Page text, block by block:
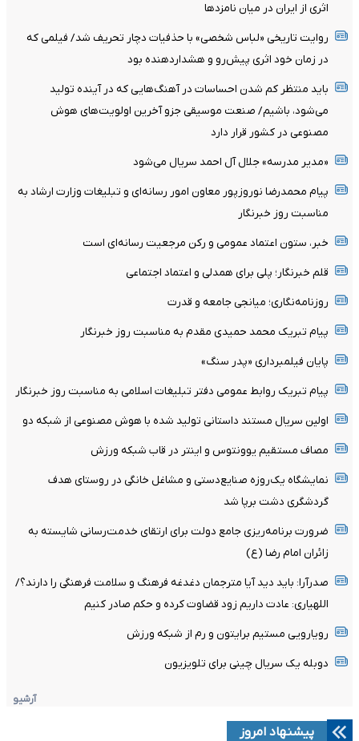
اثری از ایران در میان نامزدها
روایت تاریخی «لباس شخصی» با حذفیات دچار تحریف شد/ فیلمی که
در زمان خود اثری پیش‌رو و هشداردهنده بود
باید منتظر کم شدن احساسات در آهنگ‌هایی که در آینده تولید
می‌شود، باشیم/ صنعت موسیقی جزو آخرین اولویت‌های هوش
مصنوعی در کشور قرار دارد
«مدیر مدرسه» جلال آل احمد سریال می‌شود
پیام محمدرضا نوروزپور معاون امور رسانه‌ای و تبلیغات وزارت ارشاد به
مناسبت روز خبرنگار
خبر، ستون اعتماد عمومی و رکن مرجعیت رسانه‌ای است
قلم خبرنگار؛ پلی برای همدلی و اعتماد اجتماعی
روزنامه‌نگاری؛ میانجی جامعه و قدرت
پیام تبریک محمد حمیدی مقدم به مناسبت روز خبرنگار
پایان فیلمبرداری «پدر سنگ»
پیام تبریک روابط عمومی دفتر تبلیغات اسلامی به مناسبت روز خبرنگار
اولین سریال مستند داستانی تولید شده با هوش مصنوعی از شبکه دو
مصاف مستقیم یوونتوس و اینتر در قاب شبکه ورزش
نمایشگاه یک‌روزه صنایع‌دستی و مشاغل خانگی در روستای هدف
گردشگری دشت برپا شد
ضرورت برنامه‌ریزی جامع دولت برای ارتقای خدمت‌رسانی شایسته به
زائران امام رضا (ع)
صدرآرا: باید دید آیا مترجمان دغدغه فرهنگ و سلامت فرهنگی را دارند؟/
اللهیاری: عادت داریم زود قضاوت کرده و حکم صادر کنیم
رویارویی مستیم برایتون و رم از شبکه ورزش
دوبله یک سریال چینی برای تلویزیون
آرشیو
پیشنهاد امروز